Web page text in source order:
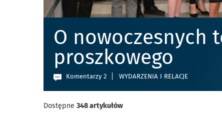
O nowoczesnych
proszkowego
Komentarzy 2 WYDARZENIA I RELACJE
Dostępne 348 artykułów